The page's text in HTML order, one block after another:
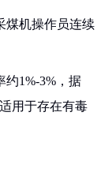
煤机操作员连续
1%-3%，据
用于存在有毒